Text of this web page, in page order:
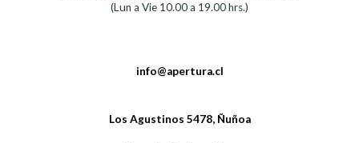
(Lun a Vie 10.00 a 19.00 hrs.)
info@apertura.cl
Los Agustinos 5478, Ñuñoa